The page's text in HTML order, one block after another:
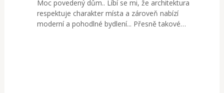
Moc povedený dům.. Líbí se mi, že architektura
respektuje charakter místa a zároveň nabízí
moderní a pohodlné bydlení... Přesně takové…